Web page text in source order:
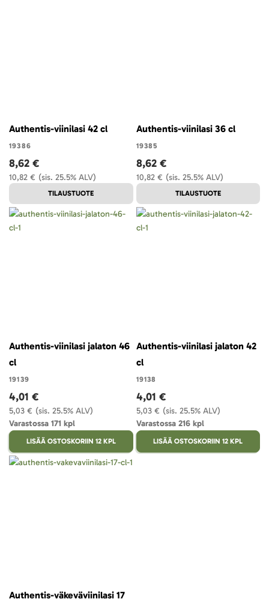
Authentis-viinilasi 42 cl
19386
(sis. 25.5% ALV)
10,82 €
8,62 €
TILAUSTUOTE
Authentis-viinilasi 36 cl
19385
(sis. 25.5% ALV)
10,82 €
8,62 €
TILAUSTUOTE
Authentis-viinilasi jalaton 46
cl
19139
(sis. 25.5% ALV)
5,03 €
4,01 €
Varastossa 171 kpl
LISÄÄ OSTOSKORIIN 12 KPL
Authentis-viinilasi jalaton 42
cl
19138
(sis. 25.5% ALV)
5,03 €
4,01 €
Varastossa 216 kpl
LISÄÄ OSTOSKORIIN 12 KPL
Authentis-väkeväviinilasi 17